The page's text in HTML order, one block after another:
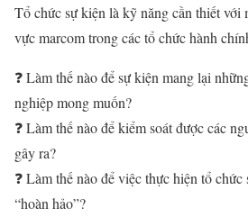
Tổ chức sự kiện là kỹ năng cần thiết
vực marcom trong các tổ chức hành
❓ Làm thế nào để sự kiện mang lại
nghiệp mong muốn?
❓ Làm thế nào để kiểm soát được các
gây ra?
❓ Làm thế nào để việc thực hiện tổ
“hoàn hảo”?